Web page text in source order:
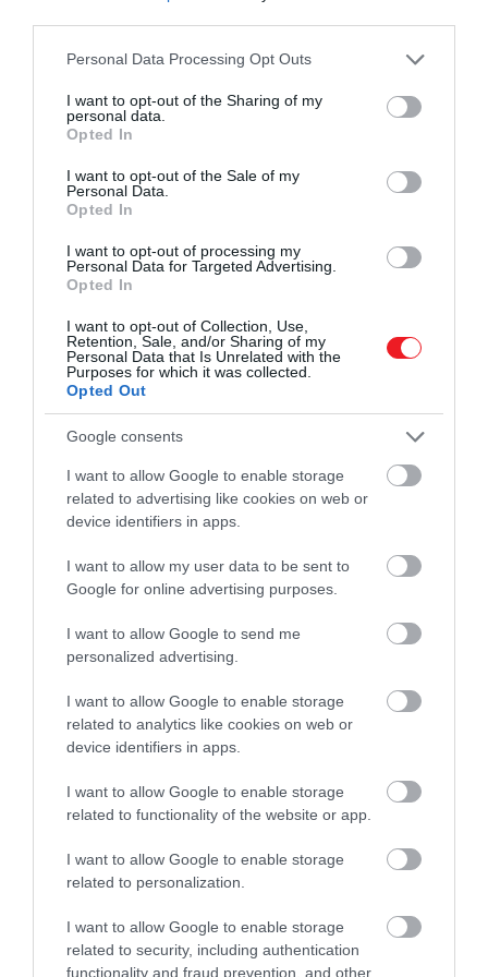
Please note that this website/app uses one or more Google
not limited to your visit or usage behaviour. You may click to
grant or deny consent to Google and its third-party tags to
use your data for below specified purposes in below Google
consent section.
Personal Data Processing Opt Outs
I want to opt-out of the Sharing of my
personal data.
Opted In
I want to opt-out of the Sale of my
Personal Data.
Opted In
I want to opt-out of processing my
Personal Data for Targeted Advertising.
Opted In
I want to opt-out of Collection, Use,
Retention, Sale, and/or Sharing of my
Personal Data that Is Unrelated with the
Purposes for which it was collected.
Opted Out
Google consents
I want to allow Google to enable storage
related to advertising like cookies on web or
device identifiers in apps.
I want to allow my user data to be sent to
Google for online advertising purposes.
I want to allow Google to send me
personalized advertising.
I want to allow Google to enable storage
related to analytics like cookies on web or
device identifiers in apps.
I want to allow Google to enable storage
related to functionality of the website or app.
I want to allow Google to enable storage
related to personalization.
I want to allow Google to enable storage
related to security, including authentication
functionality and fraud prevention, and other
mindösszetizenegy héten keresztül fogad
turistákat.
A 775 szobás épület 1837,Viktória királynő trónra
lépése óta számít a brit uralkodók hivatalos
márciusában, a koronavírus-járvány kezdetén
elhagyta az épületet
nyilvántartások szerint utoljára 2020. március 18-án
aludt brit uralkodó a Buckingham-palotában.
Kamilla királyné és Károly király
Alessia Pierdomenico/Shutterstock
„A családunk nem boldogulna nélküle” –
Vilmos herceg meghatóan beszélt
Katalinról
A pénzügyi jelentés egy másik újdonságra is fényt
derített.Első alkalommal hozták nyilvánosságra
Károly király és Vilmos walesi herceg személyes